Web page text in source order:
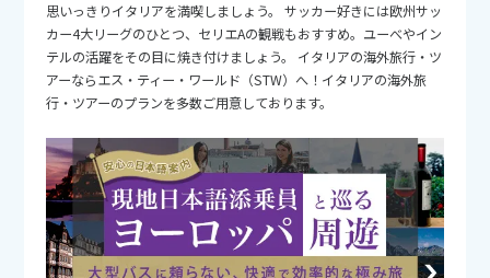
思いっきりイタリアを満喫しましょう。 サッカー好きには欧州サッ
カー4大リーグのひとつ、セリエAの観戦もおすすめ。ユーべやイン
テルの活躍をその目に焼き付けましょう。 イタリアの海外旅行・ツ
アーならエス・ティー・ワールド（STW）へ！イタリアの海外旅
行・ツアーのプランを多数ご用意しております。
2026年11月 11月未定
1 2 3 4 5
8
9 10 11 12 13
14
15
16 17 18 19 20
21
22
23 24 25 26 27
28
29
30